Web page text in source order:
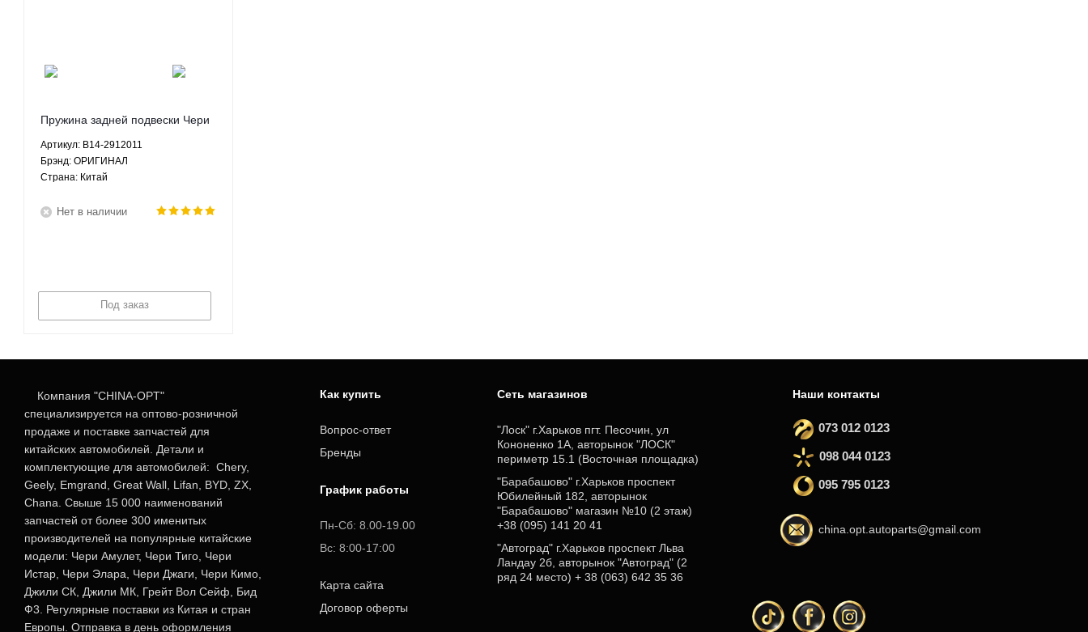
Пружина задней подвески Чери
2.4 АКПП - B14-2912011
ОРИГИНАЛ
Артикул: B14-2912011
Брэнд: ОРИГИНАЛ
Страна: Китай
Нет в наличии
Под заказ
Компания "CHINA-OPT"
специализируется на оптово-розничной
продаже и поставке запчастей для
китайских автомобилей. Детали и
комплектующие для автомобилей: Chery,
Geely, Emgrand, Great Wall, Lifan, BYD, ZX,
Chana. Свыше 15 000 наименований
запчастей от более 300 именитых
производителей на популярные китайские
модели: Чери Амулет, Чери Тиго, Чери
Истар, Чери Элара, Чери Джаги, Чери Кимо,
Джили СК, Джили МК, Грейт Вол Сейф, Бид
Ф3. Регулярные поставки из Китая и стран
Европы. Отправка в день оформления
Как купить
Вопрос-ответ
Бренды
График работы
Пн-Сб: 8.00-19.00
Вс: 8:00-17:00
Карта сайта
Договор оферты
Cеть магазинов
"Лоск" г.Харьков пгт. Песочин, ул
Кононенко 1А, авторынок "ЛОСК"
периметр 15.1 (Восточная площадка)
"Барабашово" г.Харьков проспект
Юбилейный 182, авторынок
"Барабашово" магазин №10 (2 этаж)
+38 (095) 141 20 41
"Автоград" г.Харьков проспект Льва
Ландау 2б, авторынок "Автоград" (2
ряд 24 место) + 38 (063) 642 35 36
Наши контакты
073 012 0123
098 044 0123
095 795 0123
china.opt.autoparts@gmail.com